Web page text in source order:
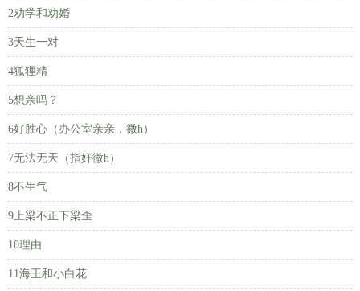
2劝学和劝婚
3天生一对
4狐狸精
5想亲吗？
6好胜心（办公室亲亲，微h）
7无法无天（指奸微h）
8不生气
9上梁不正下梁歪
10理由
11海王和小白花